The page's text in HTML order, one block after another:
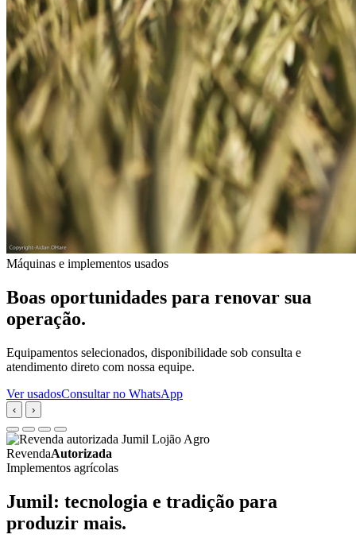
Máquinas e implementos usados
Boas oportunidades para renovar sua
operação.
Equipamentos selecionados, disponibilidade sob consulta e
atendimento direto com nossa equipe.
Ver usadosConsultar no WhatsApp
‹ ›
RevendaAutorizada
Implementos agrícolas
Jumil: tecnologia e tradição para
produzir mais.